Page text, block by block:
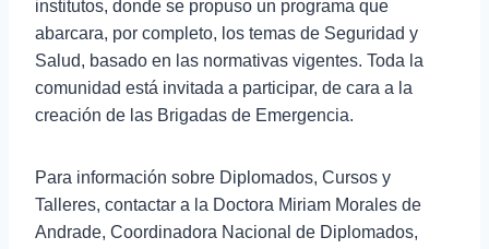
institutos, donde se propuso un programa que
abarcara, por completo, los temas de Seguridad y
Salud, basado en las normativas vigentes. Toda la
comunidad está invitada a participar, de cara a la
creación de las Brigadas de Emergencia.
Para información sobre Diplomados, Cursos y
Talleres, contactar a la Doctora Miriam Morales de
Andrade, Coordinadora Nacional de Diplomados,